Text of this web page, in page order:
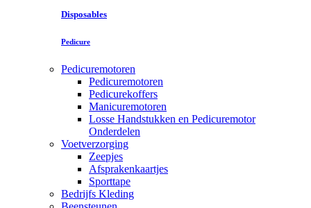
Disposables
Pedicure
Pedicuremotoren
Pedicuremotoren
Pedicurekoffers
Manicuremotoren
Losse Handstukken en Pedicuremotor
Onderdelen
Voetverzorging
Zeepjes
Afsprakenkaartjes
Sporttape
Bedrijfs Kleding